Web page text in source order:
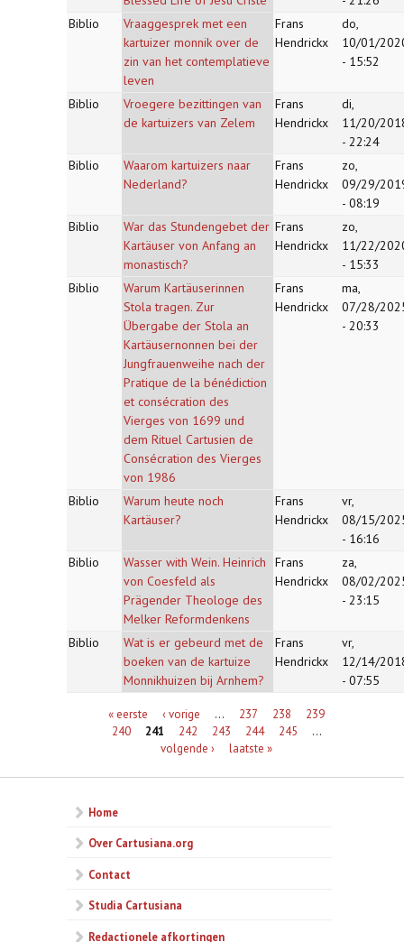
Biblio
Vraaggesprek met een
kartuizer monnik over de
zin van het contemplatieve
leven
Frans
Hendrickx
do,
10/01/
- 15:52
Biblio
Vroegere bezittingen van
de kartuizers van Zelem
Frans
Hendrickx
di,
11/20/
- 22:24
Biblio
Waarom kartuizers naar
Nederland?
Frans
Hendrickx
zo,
09/29/
- 08:19
Biblio
War das Stundengebet der
Kartäuser von Anfang an
monastisch?
Frans
Hendrickx
zo,
11/22/
- 15:33
Biblio
Warum Kartäuserinnen
Stola tragen. Zur
Übergabe der Stola an
Kartäusernonnen bei der
Jungfrauenweihe nach der
Pratique de la bénédiction
et consécration des
Vierges von 1699 und
dem Rituel Cartusien de
Consécration des Vierges
von 1986
Frans
Hendrickx
ma,
07/28/
- 20:33
Biblio
Warum heute noch
Kartäuser?
Frans
Hendrickx
vr,
08/15/
- 16:16
Biblio
Wasser with Wein. Heinrich
von Coesfeld als
Prägender Theologe des
Melker Reformdenkens
Frans
Hendrickx
za,
08/02/
- 23:15
Biblio
Wat is er gebeurd met de
boeken van de kartuize
Monnikhuizen bij Arnhem?
Frans
Hendrickx
vr,
12/14/
- 07:55
Pagina's« eerste ‹ vorige … 237 238
239
240
241 242 243 244 245
…
volgende ›
laatste »
Home
Over Cartusiana.org
Contact
Studia Cartusiana
Redactionele afkortingen